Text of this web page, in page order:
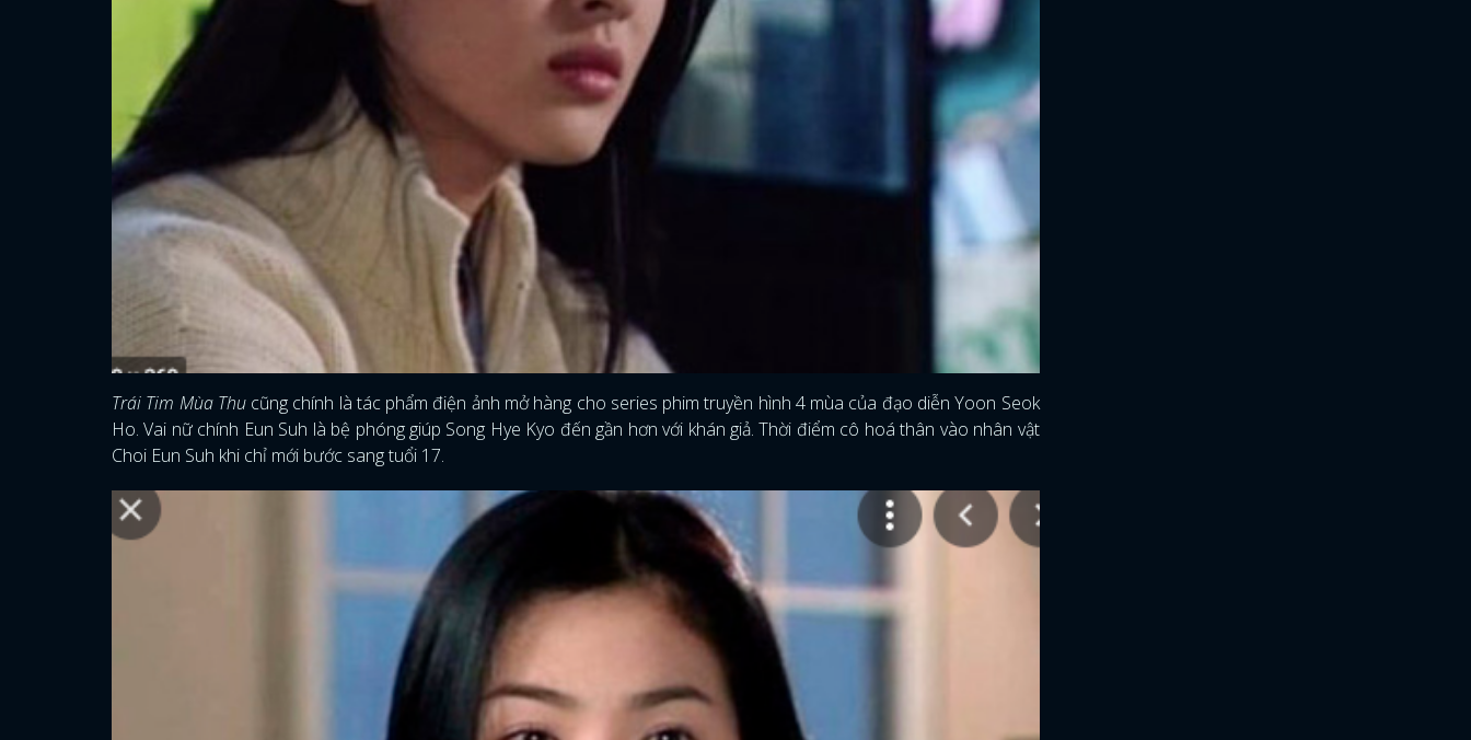
Trái Tim Mùa Thu cũng chính là tác phẩm điện ảnh mở hàng cho series phim truyền hình 4 mùa của đạo diễn Yoon Seok
Ho. Vai nữ chính Eun Suh là bệ phóng giúp Song Hye Kyo đến gần hơn với khán giả. Thời điểm cô hoá thân vào nhân vật
Choi Eun Suh khi chỉ mới bước sang tuổi 17.